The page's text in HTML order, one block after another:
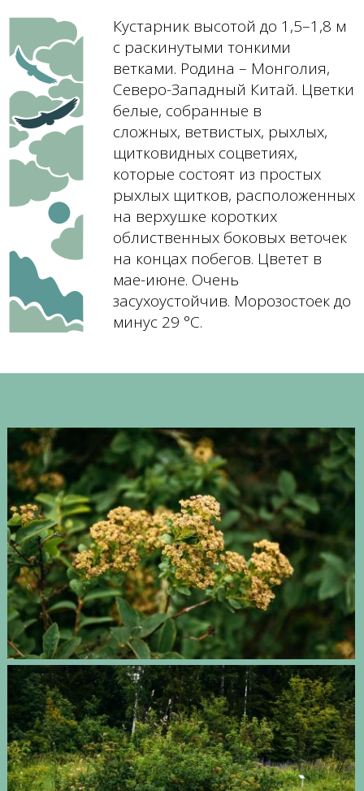
Кустарник высотой до 1,5–1,8 м
с раскинутыми тонкими
ветками. Родина – Монголия,
Северо-Западный Китай. Цветки
белые, собранные в
сложных, ветвистых, рыхлых,
щитковидных соцветиях,
которые состоят из простых
рыхлых щитков, расположенных
на верхушке коротких
облиственных боковых веточек
на концах побегов. Цветет в
мае-июне. Очень
засухоустойчив. Морозостоек до
минус 29 °C.